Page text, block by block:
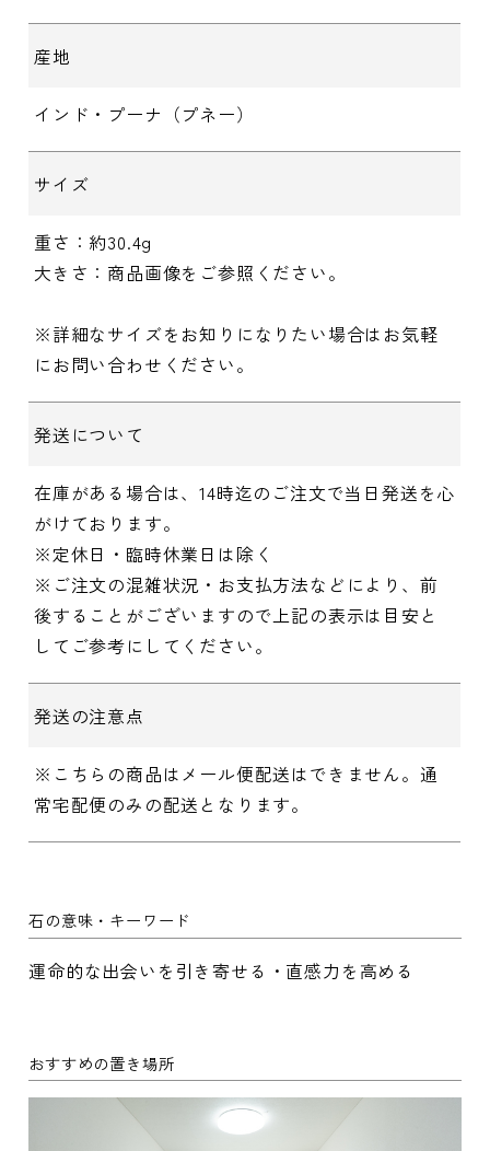
産地
インド・プーナ（プネー）
サイズ
重さ：約30.4g
大きさ：商品画像をご参照ください。
※詳細なサイズをお知りになりたい場合はお気軽
にお問い合わせください。
発送について
在庫がある場合は、14時迄のご注文で当日発送を心
がけております。
※定休日・臨時休業日は除く
※ご注文の混雑状況・お支払方法などにより、前
後することがございますので上記の表示は目安と
してご参考にしてください。
発送の注意点
※こちらの商品はメール便配送はできません。通
常宅配便のみの配送となります。
石の意味・キーワード
運命的な出会いを引き寄せる・直感力を高める
おすすめの置き場所